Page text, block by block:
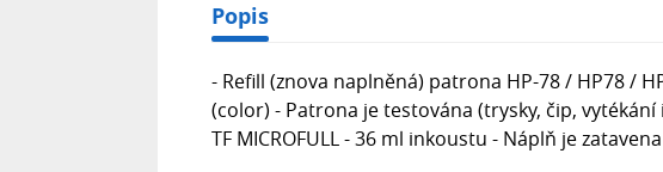
Popis
- Refill (znova naplněná) patrona HP-78 / HP78 /
(color) - Patrona je testována (trysky, čip,
TF MICROFULL - 36 ml inkoustu - Náplň je